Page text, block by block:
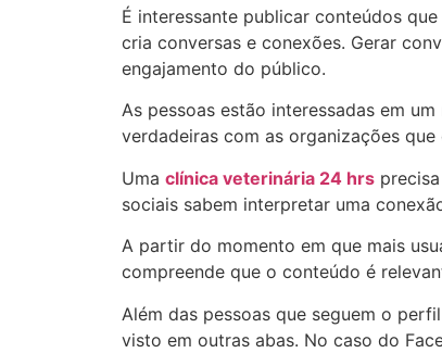
É interessante publicar conteúdos
cria conversas e conexões. Gerar
engajamento do público.
As pessoas estão interessadas em
verdadeiras com as organizações
Uma clínica veterinária 24 hrs
sociais sabem interpretar uma
A partir do momento em que mais
compreende que o conteúdo é
Além das pessoas que seguem o
visto em outras abas. No caso do